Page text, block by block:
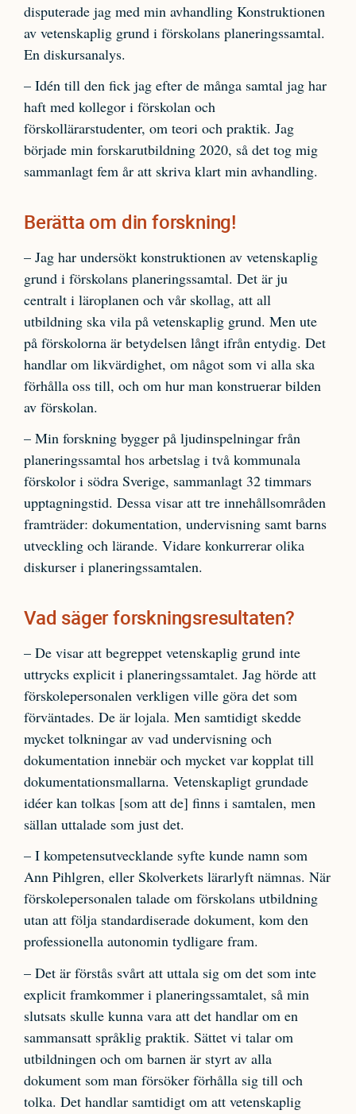
disputerade jag med min avhandling Konstruktionen
av vetenskaplig grund i förskolans planeringssamtal.
En diskursanalys.
– Idén till den fick jag efter de många samtal jag har
haft med kollegor i förskolan och
förskollärarstudenter, om teori och praktik. Jag
började min forskarutbildning 2020, så det tog mig
sammanlagt fem år att skriva klart min avhandling.
Berätta om din forskning!
– Jag har undersökt konstruktionen av vetenskaplig
grund i förskolans planeringssamtal. Det är ju
centralt i läroplanen och vår skollag, att all
utbildning ska vila på vetenskaplig grund. Men ute
på förskolorna är betydelsen långt ifrån entydig. Det
handlar om likvärdighet, om något som vi alla ska
förhålla oss till, och om hur man konstruerar bilden
av förskolan.
– Min forskning bygger på ljudinspelningar från
planeringssamtal hos arbetslag i två kommunala
förskolor i södra Sverige, sammanlagt 32 timmars
upptagningstid. Dessa visar att tre innehållsområden
framträder: dokumentation, undervisning samt barns
utveckling och lärande. Vidare konkurrerar olika
diskurser i planeringssamtalen.
Vad säger forskningsresultaten?
– De visar att begreppet vetenskaplig grund inte
uttrycks explicit i planeringssamtalet. Jag hörde att
förskolepersonalen verkligen ville göra det som
förväntades. De är lojala. Men samtidigt skedde
mycket tolkningar av vad undervisning och
dokumentation innebär och mycket var kopplat till
dokumentationsmallarna. Vetenskapligt grundade
idéer kan tolkas [som att de] finns i samtalen, men
sällan uttalade som just det.
– I kompetensutvecklande syfte kunde namn som
Ann Pihlgren, eller Skolverkets lärarlyft nämnas. När
förskolepersonalen talade om förskolans utbildning
utan att följa standardiserade dokument, kom den
professionella autonomin tydligare fram.
– Det är förstås svårt att uttala sig om det som inte
explicit framkommer i planeringssamtalet, så min
slutsats skulle kunna vara att det handlar om en
sammansatt språklig praktik. Sättet vi talar om
utbildningen och om barnen är styrt av alla
dokument som man försöker förhålla sig till och
tolka. Det handlar samtidigt om att vetenskaplig